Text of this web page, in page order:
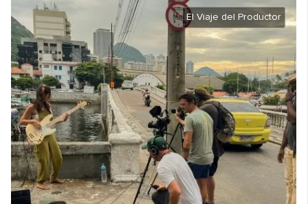
El Viaje del Productor